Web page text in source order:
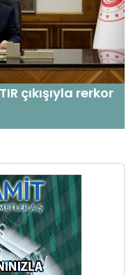
çıkışıyla rerkor